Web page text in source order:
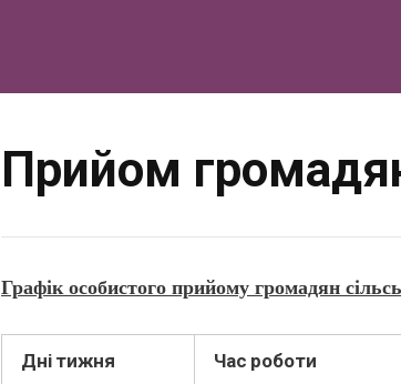
Прийом
Графік особистого прийому громадян
Дні тижня Час роботи